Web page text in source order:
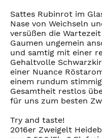
Sattes Rubinrot im
Nase von Weichseln
versüßen die
Gaumen ungemein
und samtig mit einer
Gehaltvolle
einer Nuance
einem rundum
Gesamtheit restlos
für uns zum besten
Try and taste!
2016er Zweigelt